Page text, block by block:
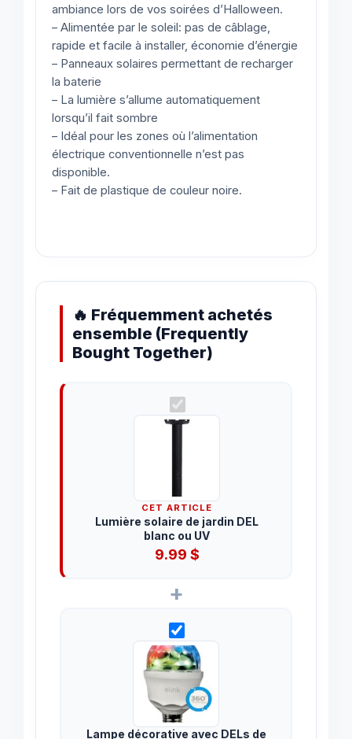
ambiance lors de vos soirées d’Halloween.
– Alimentée par le soleil: pas de câblage,
rapide et facile à installer, économie d’énergie
– Panneaux solaires permettant de recharger
la baterie
– La lumière s’allume automatiquement
lorsqu’il fait sombre
– Idéal pour les zones où l’alimentation
électrique conventionnelle n’est pas
disponible.
– Fait de plastique de couleur noire.
🔥 Fréquemment achetés
ensemble (Frequently
Bought Together)
CET ARTICLE
Lumière solaire de jardin DEL
blanc ou UV
9.99 $
+
Lampe décorative avec DELs de